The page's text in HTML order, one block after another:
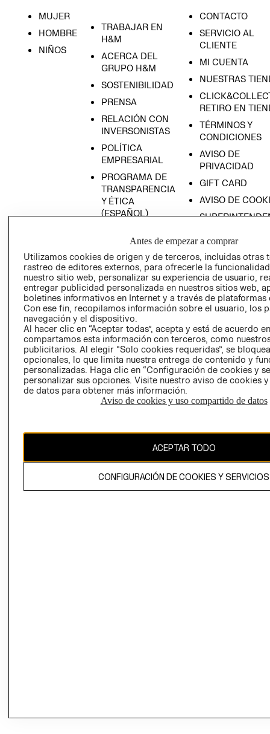
MUJER
HOMBRE
NIÑOS
TRABAJAR EN
H&M
ACERCA DEL
GRUPO H&M
SOSTENIBILIDAD
PRENSA
RELACIÓN CON
INVERSONISTAS
POLÍTICA
EMPRESARIAL
PROGRAMA DE
TRANSPARENCIA
Y ÉTICA
(ESPAÑOL)
TRANSPARENCIA
Y ÉTICA (INGLÉS)
CONTACTO
SERVICIO AL
CLIENTE
MI CUENTA
NUESTRAS
RETIRO EN
TÉRMINOS Y
CONDICIONES
AVISO DE
PRIVACIDAD
GIFT CARD
AVISO DE
COMERCIO - SIC
PETICIONES
QUEJAS Y
RECLAMOS
Colombia ($)
CAMBIAR REGIÓN
propiedad de H&M Hennes & Mauritz AB.
Antes de empezar a comprar
Utilizamos cookies de origen y de terceros, incluidas otras
rastreo de editores externos, para ofrecerle la
nuestro sitio web, personalizar su experiencia de usuario,
entregar publicidad personalizada en nuestros sitios web,
boletines informativos en Internet y a través de plataformas
Con ese fin, recopilamos información sobre el usuario, los
navegación y el dispositivo.
Al hacer clic en “Aceptar todas”, acepta y está de acuerdo
compartamos esta información con terceros, como
publicitarios. Al elegir “Solo cookies requeridas”, se
opcionales, lo que limita nuestra entrega de contenido y
personalizadas. Haga clic en “Configuración de cookies y
personalizar sus opciones. Visite nuestro aviso de cookies
de datos para obtener más información.
Aviso de cookies y uso compartido de datos
ACEPTAR TODO
CONFIGURACIÓN DE COOKIES Y SERVICIOS